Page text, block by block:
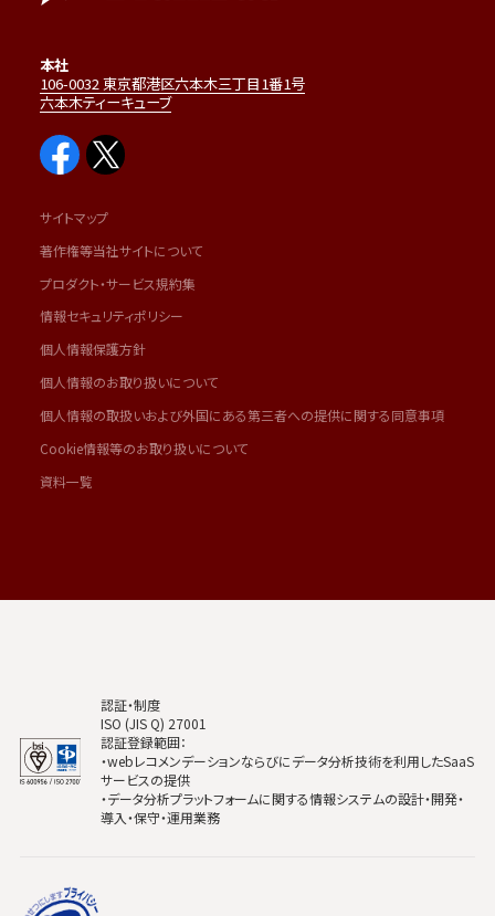
本社
106-0032 東京都港区六本木三丁目1番1号
六本木ティーキューブ
サイトマップ
著作権等当社サイトについて
プロダクト・サービス規約集
情報セキュリティポリシー
個人情報保護方針
個人情報のお取り扱いについて
個人情報の取扱いおよび外国にある第三者への提供に関する同意事項
Cookie情報等のお取り扱いについて
資料一覧
認証・制度
ISO (JIS Q) 27001
認証登録範囲：
・webレコメンデーションならびにデータ分析技術を利用したSaaS
サービスの提供
・データ分析プラットフォームに関する情報システムの設計・開発・
導入・保守・運用業務